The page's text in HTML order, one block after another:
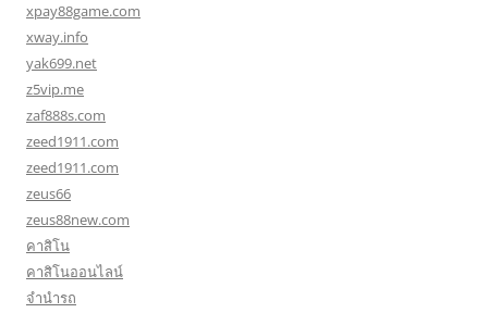
xpay88game.com
xway.info
yak699.net
z5vip.me
zaf888s.com
zeed1911.com
zeed1911.com
zeus66
zeus88new.com
คาสิโน
คาสิโนออนไลน์
จำนำรถ